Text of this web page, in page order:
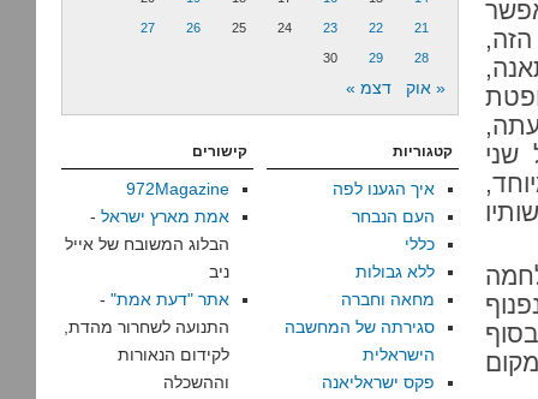
שני
21
22
23
24
25
26
27
28
29
30
« אוק דצמ »
קטגוריות
איך הגענו לפה
העם הנבחר
כללי
ללא גבולות
מחאה וחברה
סגירתה של המחשבה
הישראלית
פקס ישראליאנה
קישורים
972Magazine
אמת מארץ ישראל -
הבלוג המשובח של אייל
ניב
אתר "דעת אמת" -
התנועה לשחרור מהדת,
לקידום הנאורות
וההשכלה